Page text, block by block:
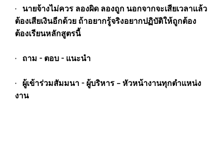
· นายจ้างไม่ควร ลองผิด ลองถูก นอกจากจะเสียเวลาแล้ว
ต้องเสียเงินอีกด้วย ถ้าอยากรู้จริงอยากปฏิบัติให้ถูกต้อง
ต้องเรียนหลักสูตรนี้
· ถาม - ตอบ - แนะนำ
· ผู้เข้าร่วมสัมมนา - ผู้บริหาร – หัวหน้างานทุกตำแหน่ง
งาน